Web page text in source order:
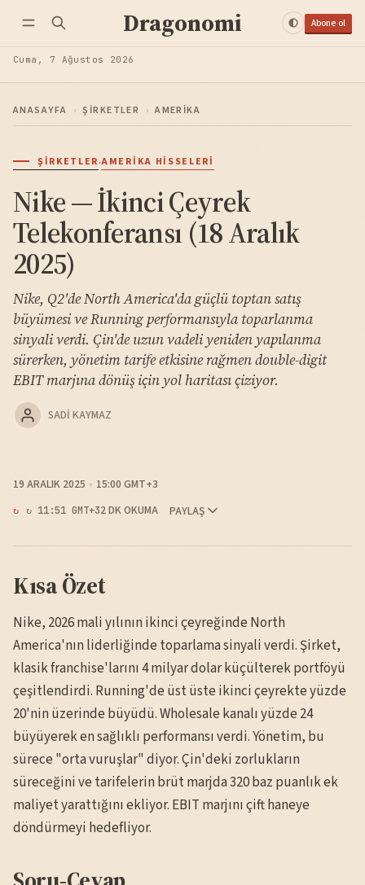
Dragonomi Abone ol
Cuma, 7 Ağustos 2026
ANASAYFA › ŞIRKETLER › AMERIKA
ŞIRKETLER·AMERIKA HISSELERI
Nike — İkinci Çeyrek
Telekonferansı (18 Aralık
2025)
Nike, Q2'de North America'da güçlü toptan satış
büyümesi ve Running performansıyla toparlanma
sinyali verdi. Çin'de uzun vadeli yeniden yapılanma
sürerken, yönetim tarife etkisine rağmen double-digit
EBIT marjına dönüş için yol haritası çiziyor.
SADI KAYMAZ
19 ARALIK 2025 15:00 GMT+3
↻ 11:51 GMT+32 DK OKUMA PAYLAŞ
Kısa Özet
Nike, 2026 mali yılının ikinci çeyreğinde North
America'nın liderliğinde toparlama sinyali verdi. Şirket,
klasik franchise'larını 4 milyar dolar küçülterek portföyü
çeşitlendirdi. Running'de üst üste ikinci çeyrekte yüzde
20'nin üzerinde büyüdü. Wholesale kanalı yüzde 24
büyüyerek en sağlıklı performansı verdi. Yönetim, bu
sürece "orta vuruşlar" diyor. Çin'deki zorlukların
süreceğini ve tarifelerin brüt marjda 320 baz puanlık ek
maliyet yarattığını ekliyor. EBIT marjını çift haneye
döndürmeyi hedefliyor.